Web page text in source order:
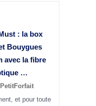
: la box
Bouygues
avec lafibre
…
et pour toute